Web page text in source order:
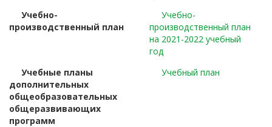
Учебно-
производственный план
Учебно-
производственный план
на 2021-2022 учебный
год
Учебные планы
дополнительных
общеобразовательных
общеразвивающих
программ
Учебный план